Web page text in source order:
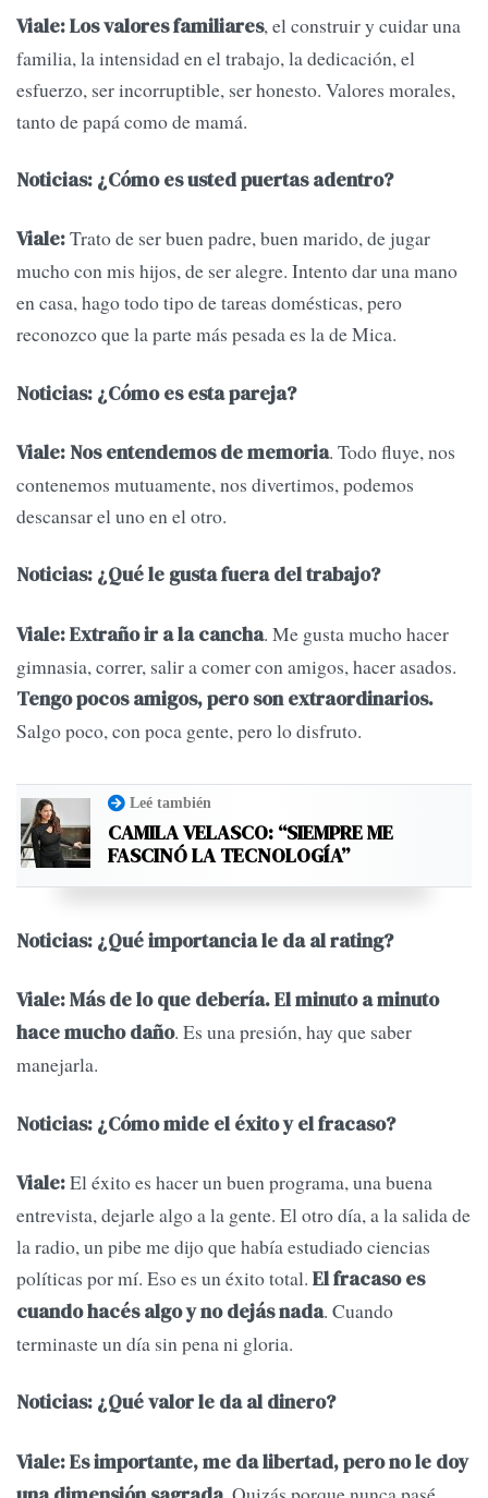
Viale: Los valores familiares, el construir y cuidar una
familia, la intensidad en el trabajo, la dedicación, el
esfuerzo, ser incorruptible, ser honesto. Valores morales,
tanto de papá como de mamá.
Noticias: ¿Cómo es usted puertas adentro?
Viale:Trato de ser buen padre, buen marido, de jugar
mucho con mis hijos, de ser alegre. Intento dar una mano
en casa, hago todo tipo de tareas domésticas, pero
reconozco que la parte más pesada es la de Mica.
Noticias: ¿Cómo es esta pareja?
Viale: Nos entendemos de memoria. Todo fluye, nos
contenemos mutuamente, nos divertimos, podemos
descansar el uno en el otro.
Noticias: ¿Qué le gusta fuera del trabajo?
Viale: Extraño ir a la cancha. Me gusta mucho hacer
gimnasia, correr, salir a comer con amigos, hacer asados.
Tengo pocos amigos, pero son extraordinarios.
Salgo poco, con poca gente, pero lo disfruto.
Leé también
CAMILA VELASCO: “SIEMPRE ME
FASCINÓ LA TECNOLOGÍA”
Noticias: ¿Qué importancia le da al rating?
Viale: Más de lo que debería. El minuto a minuto
hace mucho daño. Es una presión, hay que saber
manejarla.
Noticias: ¿Cómo mide el éxito y el fracaso?
Viale:El éxito es hacer un buen programa, una buena
entrevista, dejarle algo a la gente. El otro día, a la salida de
la radio, un pibe me dijo que había estudiado ciencias
políticas por mí. Eso es un éxito total. El fracaso es
cuando hacés algo y no dejás nada. Cuando
terminaste un día sin pena ni gloria.
Noticias: ¿Qué valor le da al dinero?
Viale: Es importante, me da libertad, pero no le doy